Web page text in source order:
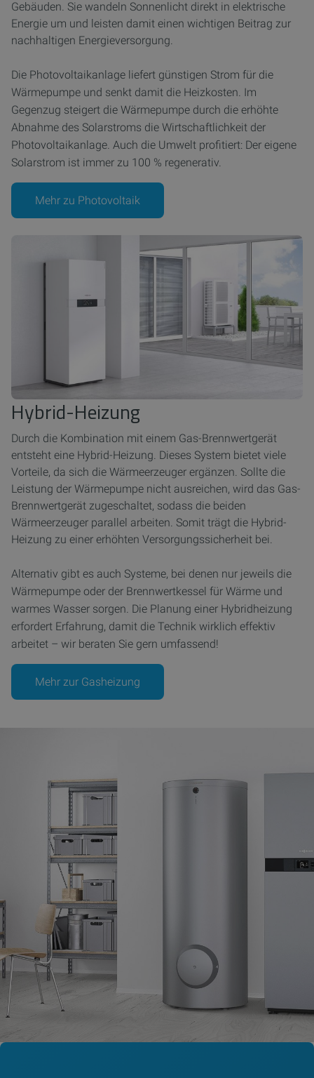
Gebäuden. Sie wandeln Sonnenlicht direkt in elektrische
Energie um und leisten damit einen wichtigen Beitrag zur
nachhaltigen Energieversorgung.
Die Photovoltaikanlage liefert günstigen Strom für die
Wärmepumpe und senkt damit die Heizkosten. Im
Gegenzug steigert die Wärmepumpe durch die erhöhte
Abnahme des Solarstroms die Wirtschaftlichkeit der
Photovoltaikanlage. Auch die Umwelt profitiert: Der eigene
Solarstrom ist immer zu 100 % regenerativ.
Mehr zu Photovoltaik
Hybrid-Heizung
Durch die Kombination mit einem Gas-Brennwertgerät
entsteht eine Hybrid-Heizung. Dieses System bietet viele
Vorteile, da sich die Wärmeerzeuger ergänzen. Sollte die
Leistung der Wärmepumpe nicht ausreichen, wird das Gas-
Brennwertgerät zugeschaltet, sodass die beiden
Wärmeerzeuger parallel arbeiten. Somit trägt die Hybrid-
Heizung zu einer erhöhten Versorgungssicherheit bei.
Alternativ gibt es auch Systeme, bei denen nur jeweils die
Wärmepumpe oder der Brennwertkessel für Wärme und
warmes Wasser sorgen. Die Planung einer Hybridheizung
erfordert Erfahrung, damit die Technik wirklich effektiv
arbeitet – wir beraten Sie gern umfassend!
Mehr zur Gasheizung